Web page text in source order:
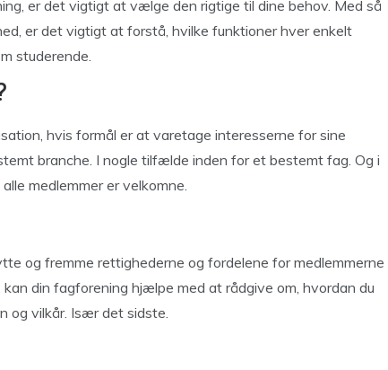
er det vigtigt at vælge den rigtige til dine behov. Med så
er det vigtigt at forstå, hvilke funktioner hver enkelt
studerende.
hvis formål er at varetage interesserne for sine
branche. I nogle tilfælde inden for et bestemt fag. Og i
medlemmer er velkomne.
og fremme rettighederne og fordelene for medlemmerne
din fagforening hjælpe med at rådgive om, hvordan du
og vilkår. Især det sidste.